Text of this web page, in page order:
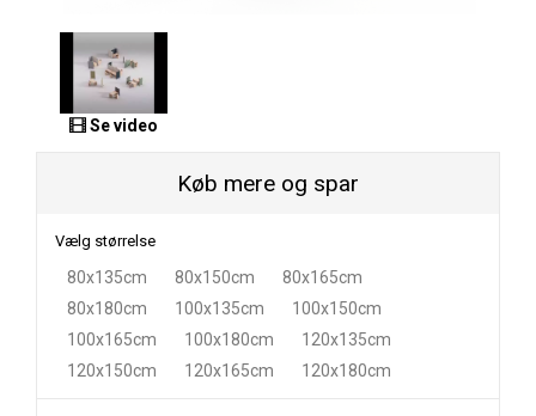
Se video
Køb mere og spar
Vælg størrelse
80x135cm 80x150cm
80x165cm
80x180cm
100x135cm
100x150cm
100x165cm
100x180cm
120x135cm
120x150cm
120x165cm 120x180cm